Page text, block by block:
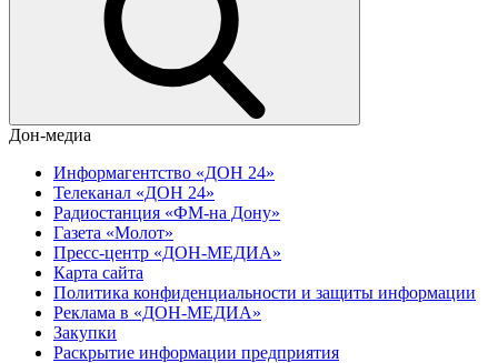
Дон-медиа
Информагентство «ДОН 24»
Телеканал «ДОН 24»
Радиостанция «ФМ-на Дону»
Газета «Молот»
Пресс-центр «ДОН-МЕДИА»
Карта сайта
Политика конфиденциальности и защиты информации
Реклама в «ДОН-МЕДИА»
Закупки
Раскрытие информации предприятия